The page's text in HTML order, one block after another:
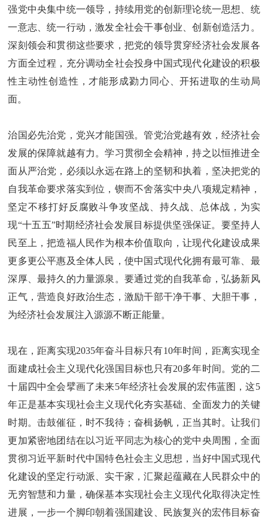
强党中央集中统一领导，持续用党的创新理论统一思想、统
一意志、统一行动，激发全社会干事创业、创新创造活力。
深刻领会和贯彻这些要求，把党的领导贯穿经济社会发展各
方面全过程，充分调动全社会投身中国式现代化建设的积极
性主动性创造性，才能形成勠力同心、开拓进取的生动局
面。
治国必先治党，党兴才能国强。管党治党越有效，经济社会
发展的保障就越有力。学习贯彻全会精神，持之以恒推进全
面从严治党，必须以永远在路上的坚韧和执着，坚决把党的
自我革命要求落实到位，锲而不舍落实中央八项规定精神，
坚定不移打好反腐败斗争攻坚战、持久战、总体战，为实
现“十五五”时期经济社会发展目标提供坚强保证。要坚持人
民至上，把造福人民作为根本价值取向，让现代化建设成果
更多更公平惠及全体人民，使中国式现代化拥有最可靠、最
深厚、最持久的力量源泉。要通过党的自我革命，弘扬新风
正气，营造良好政治生态，激励干部干净干事、大胆干事，
为经济社会发展注入源源不断正能量。
现在，距离实现2035年奋斗目标只有10年时间，距离实现全
面建成社会主义现代化强国目标也只有20多年时间。党的二
十届四中全会擘画了未来5年经济社会发展的宏伟蓝图，这5
年正是基本实现社会主义现代化夯实基础、全面发力的关键
时期。击鼓催征，时不我待；奋楫扬帆，正当其时。让我们
更加紧密地团结在以习近平同志为核心的党中央周围，全面
贯彻习近平新时代中国特色社会主义思想，当好中国式现代
化建设的坚定行动派、实干家，汇聚起蕴藏在人民群众中的
无穷智慧和力量，确保基本实现社会主义现代化取得决定性
进展，一步一个脚印朝着强国建设、民族复兴的宏伟目标奋